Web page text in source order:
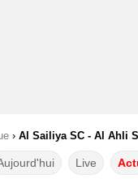
› Al Sailiya SC - Al Ahli
Live